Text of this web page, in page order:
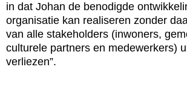
in dat Johan de benodigde
organisatie kan realiseren zonder
van alle stakeholders (inwoners,
culturele partners en medewerkers)
verliezen”.